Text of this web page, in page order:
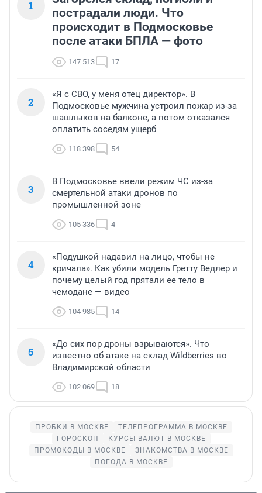
1
пострадали люди. Что
происходит в Подмосковье
после атаки БПЛА — фото
147 513 17
2
«Я с СВО, у меня отец директор». В
Подмосковье мужчина устроил пожар из-за
шашлыков на балконе, а потом отказался
оплатить соседям ущерб
118 398 54
3
В Подмосковье ввели режим ЧС из-за
смертельной атаки дронов по
промышленной зоне
105 336 4
4
«Подушкой надавил на лицо, чтобы не
кричала». Как убили модель Гретту Ведлер и
почему целый год прятали ее тело в
чемодане — видео
104 985 14
5
«До сих пор дроны взрываются». Что
известно об атаке на склад Wildberries во
Владимирской области
102 069 18
ПРОБКИ В МОСКВЕ
ТЕЛЕПРОГРАММА В МОСКВЕ
ГОРОСКОП
КУРСЫ ВАЛЮТ В МОСКВЕ
ПРОМОКОДЫ В МОСКВЕ
ЗНАКОМСТВА В МОСКВЕ
ПОГОДА В МОСКВЕ